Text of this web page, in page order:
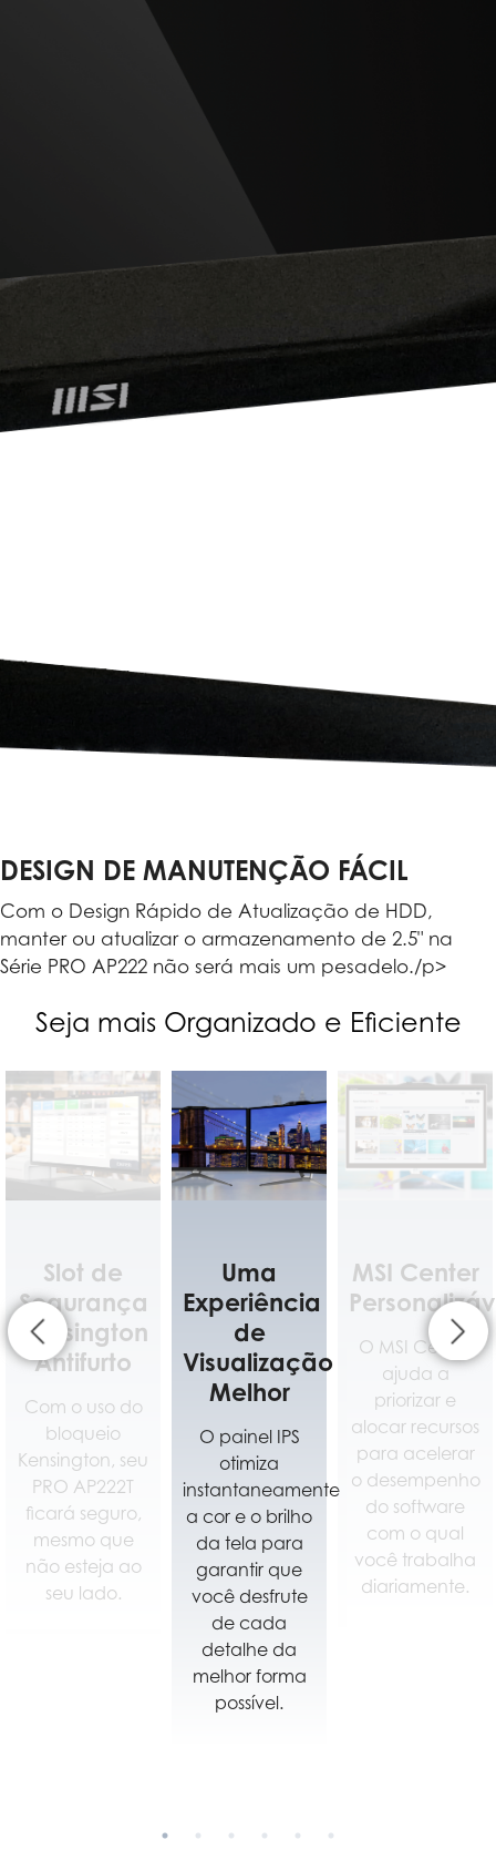
DESIGN DE MANUTENÇÃO FÁCIL
Com o Design Rápido de Atualização de HDD,
manter ou atualizar o armazenamento de 2.5" na
Série PRO AP222 não será mais um pesadelo./p>
Seja mais Organizado e Eficiente
Uma
Experiência
de
Visualização
O painel IPS
otimiza
instantaneamente
a cor e o brilho
da tela para
garantir que
você desfrute
MSI Center
Personalizável
O MSI Center
ajuda a
priorizar e
alocar recursos
para acelerar
o desempenho
do software
com o qual
você trabalha
diariamente.
Montagem
com
Design
Padrão
VESA
Sem problemas
para o varejista
configurá-lo
como uma
máquina de
faturamento
ou montá-lo na